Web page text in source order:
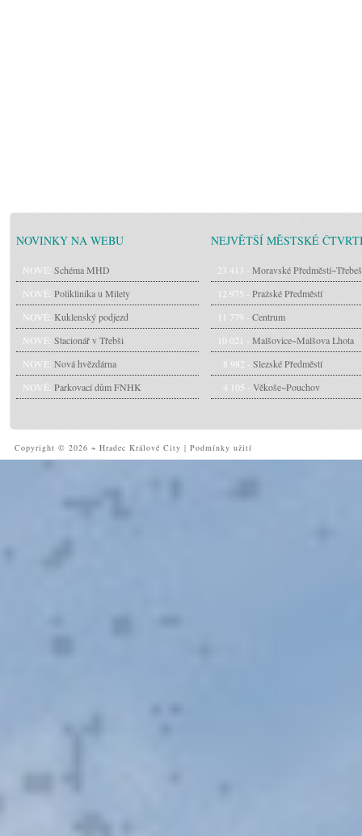
NOVINKY NA WEBU
NOVÉ: Schéma MHD
NOVÉ: Poliklinika u Milety
NOVÉ: Kuklenský podjezd
NOVÉ: Stacionář v Třebši
NOVÉ: Nová hvězdárna
NOVÉ: Parkovací dům FNHK
NEJVĚTŠÍ MĚSTSKÉ
23 413 - Moravské Předměstí~Třebeš
12 975 - Pražské Předměstí
11 779 - Centrum
10 021 - Malšovice~Malšova Lhota
8 982 - Slezské Předměstí
4 105 - Věkoše~Pouchov
Copyright © 2026 ~ Hradec Králové City | Podmínky užití